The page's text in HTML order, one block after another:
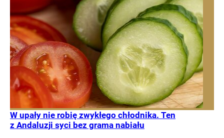
W upały nie robię zwykłego chłodnika. Ten
z Andaluzji syci bez grama nabiału